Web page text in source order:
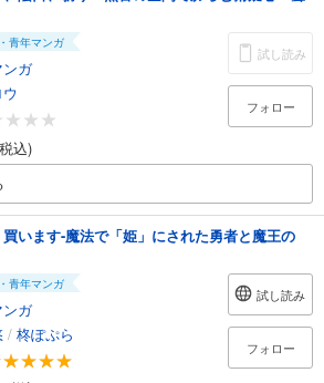
青年マンガ
ガ
込)
試し読み
フォロー
います-魔法で「姫」にされた勇者と魔王の
青年マンガ
ガ
/ 柊ぽぷら
試し読み
フォロー